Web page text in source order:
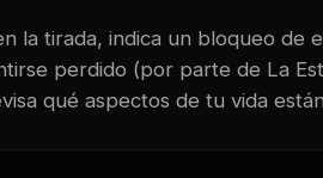
la tirada, indica un bloqueo de
perdido (por parte de La
qué aspectos de tu vida